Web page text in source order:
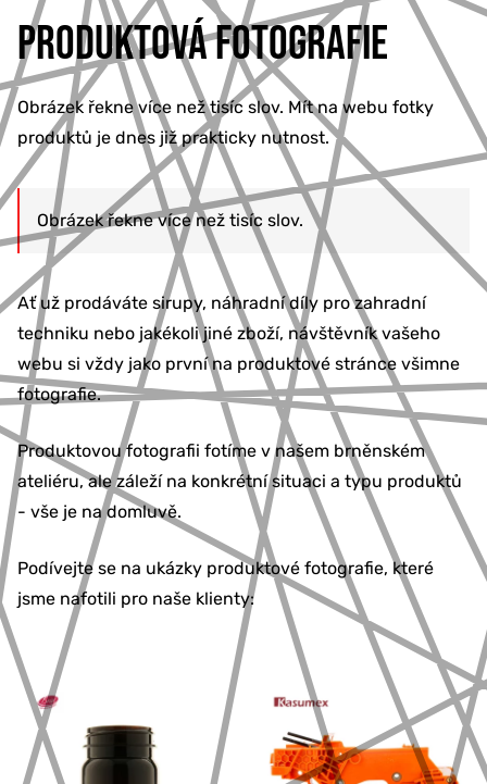
PRODUKTOVÁ FOTOGRAFIE
Obrázek řekne více než tisíc slov. Mít na webu fotky
produktů je dnes již prakticky nutnost.
Obrázek řekne více než tisíc slov.
Ať už prodáváte sirupy, náhradní díly pro zahradní
techniku nebo jakékoli jiné zboží, návštěvník vašeho
webu si vždy jako první na produktové stránce všimne
fotografie.
Produktovou fotografii fotíme v našem brněnském
ateliéru, ale záleží na konkrétní situaci a typu produktů
- vše je na domluvě.
Podívejte se na ukázky produktové fotografie, které
jsme nafotili pro naše klienty: